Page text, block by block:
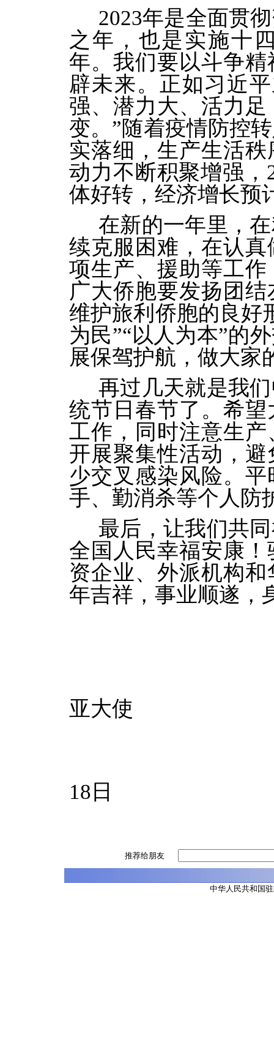
2023年是全面贯
之年，也是实施十
年。我们要以斗争
辟未来。正如习近
强、潜力大、活力
变。”随着疫情防控
实落细，生产生活
动力不断积聚增强，
体好转，经济增长预
在新的一年里，
续克服困难，在认
项生产、援助等工
广大侨胞要发扬团
维护旅利侨胞的良好
为民”“以人为本”的
展保驾护航，做大家
再过几天就是我
统节日春节了。希
工作，同时注意生
开展聚集性活动，
少交叉感染风险。
手、勤消杀等个人防
最后，让我们共
全国人民幸福安康
资企业、外派机构
年吉祥，事业顺遂，
亚大使
18日
推荐给朋友
中华人民共和国